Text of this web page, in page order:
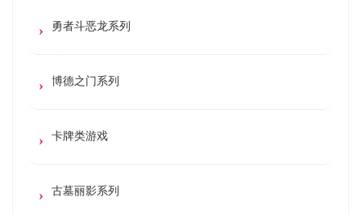
勇者斗恶龙系列
博德之门系列
卡牌类游戏
古墓丽影系列